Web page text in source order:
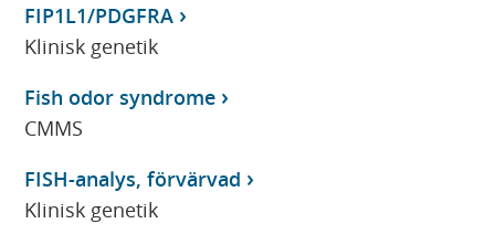
FIP1L1/PDGFRA
Klinisk genetik
Fish odor syndrome
CMMS
FISH-analys, förvärvad
Klinisk genetik